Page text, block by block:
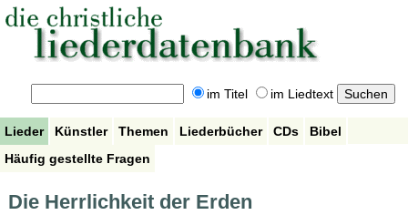
im Titel im Liedtext
Lieder Künstler Themen Liederbücher CDs
Bibel
Häufig gestellte Fragen
Die Herrlichkeit der Erden